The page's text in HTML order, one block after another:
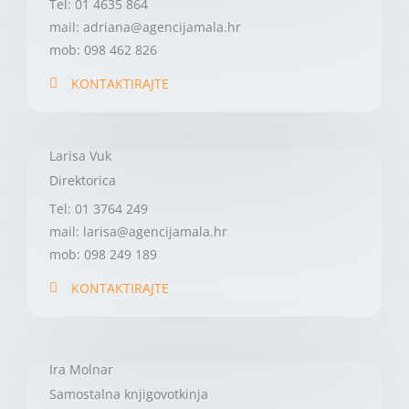
Tel: 01 4635 864
mail: adriana@agencijamala.hr
mob: 098 462 826
KONTAKTIRAJTE
Larisa Vuk
Direktorica
Tel: 01 3764 249
mail: larisa@agencijamala.hr
mob: 098 249 189
KONTAKTIRAJTE
Ira Molnar
Samostalna knjigovotkinja